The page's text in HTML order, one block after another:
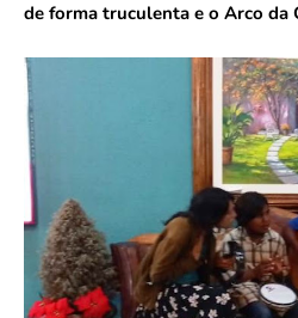
de forma truculenta e o Arco da